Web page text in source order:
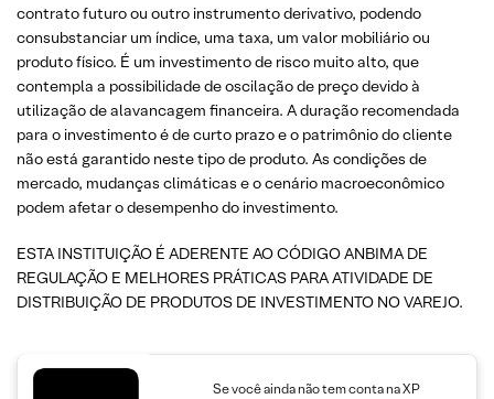
contrato futuro ou outro instrumento derivativo, podendo
consubstanciar um índice, uma taxa, um valor mobiliário ou
produto físico. É um investimento de risco muito alto, que
contempla a possibilidade de oscilação de preço devido à
utilização de alavancagem financeira. A duração recomendada
para o investimento é de curto prazo e o patrimônio do cliente
não está garantido neste tipo de produto. As condições de
mercado, mudanças climáticas e o cenário macroeconômico
podem afetar o desempenho do investimento.
ESTA INSTITUIÇÃO É ADERENTE AO CÓDIGO ANBIMA DE
REGULAÇÃO E MELHORES PRÁTICAS PARA ATIVIDADE DE
DISTRIBUIÇÃO DE PRODUTOS DE INVESTIMENTO NO VAREJO.
Se você ainda não tem conta na XP